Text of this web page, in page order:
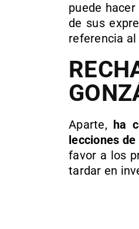
puede
de sus
referencia al
Aparte, ha
lecciones
favor a los
tardar en